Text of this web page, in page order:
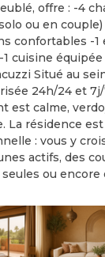
offre : -4
ou en couple)
confortables -1
cuisine équipée
Situé au
24h/24 et 7j/
est calme,
La résidence est
: vous y
actifs, des
ou encore